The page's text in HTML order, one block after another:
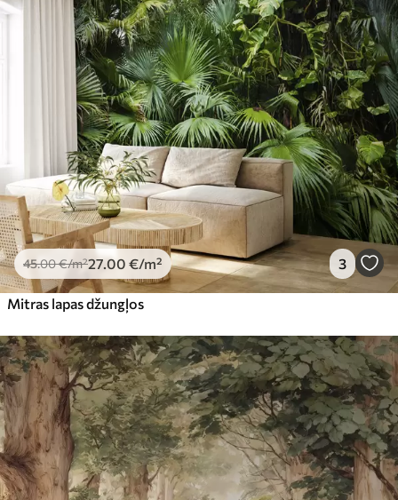
45.00€/m²27.00 €/m² 3
Mitras lapas džungļos